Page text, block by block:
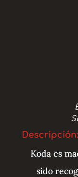
Descripción:
Koda es
sido